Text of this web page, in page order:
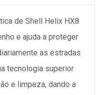
de Shell Helix HX8
e ajuda a proteger
as estradas
tecnologia superior
e limpeza, dando a